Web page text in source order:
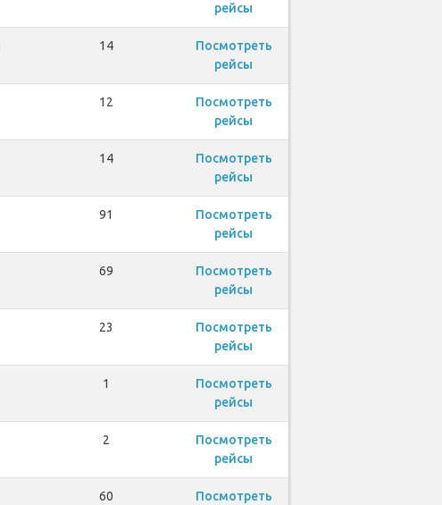
рейсы
14
Посмотреть
рейсы
12
Посмотреть
рейсы
14
Посмотреть
рейсы
91
Посмотреть
рейсы
69
Посмотреть
рейсы
23
Посмотреть
рейсы
1
Посмотреть
рейсы
2
Посмотреть
рейсы
60
Посмотреть